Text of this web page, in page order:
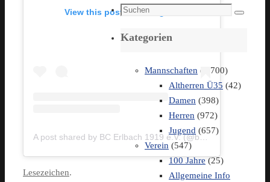
View this post on Instagram
A post shared by BC Erlbach 1919 e.V. (@bce1919)
Lesezeichen.
Suchen
Suchen
Kategorien
Mannschaften (1.700)
Altherren Ü35 (42)
Damen (398)
Herren (972)
Jugend (657)
Verein (547)
100 Jahre (25)
Allgemeine Info